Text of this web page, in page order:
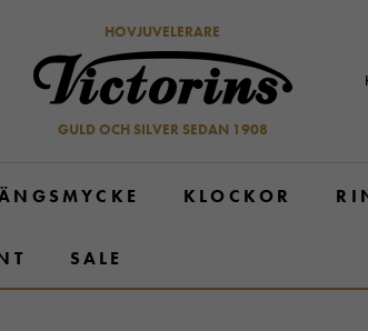
HOVJUVELERARE
GULD OCH SILVER SEDAN 1908
KLOCKOR
SALE